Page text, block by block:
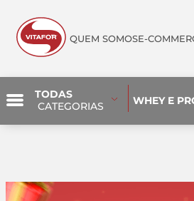
QUEM SOMOSE-
TODAS
CATEGORIAS
WHEY E